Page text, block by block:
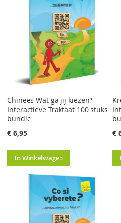
Chinees Wat ga jij kiezen?
Interactieve Traktaat 100 stuks
bundle
€ 6,95
In Winkelwagen
€